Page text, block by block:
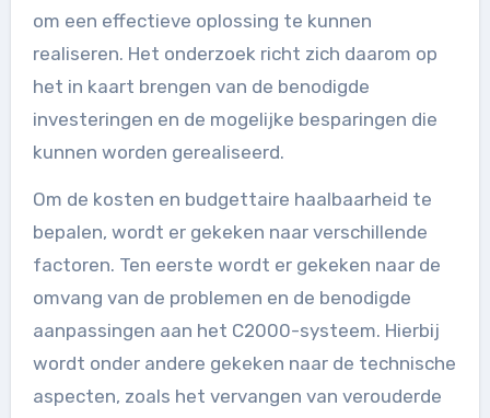
om een effectieve oplossing te kunnen
realiseren. Het onderzoek richt zich daarom op
het in kaart brengen van de benodigde
investeringen en de mogelijke besparingen die
kunnen worden gerealiseerd.
Om de kosten en budgettaire haalbaarheid te
bepalen, wordt er gekeken naar verschillende
factoren. Ten eerste wordt er gekeken naar de
omvang van de problemen en de benodigde
aanpassingen aan het C2000-systeem. Hierbij
wordt onder andere gekeken naar de technische
aspecten, zoals het vervangen van verouderde